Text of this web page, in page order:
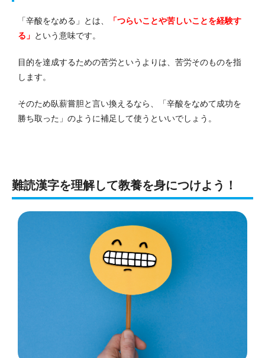
「辛酸をなめる」とは、
「つらいことや苦しいことを経験す
る」 という意味です。
目的を達成するための苦労というよりは、苦労そのものを指
します。
そのため臥薪嘗胆と言い換えるなら、「辛酸をなめて成功を
勝ち取った」のように補足して使うといいでしょう。
難読漢字を理解して教養を身につけよう！